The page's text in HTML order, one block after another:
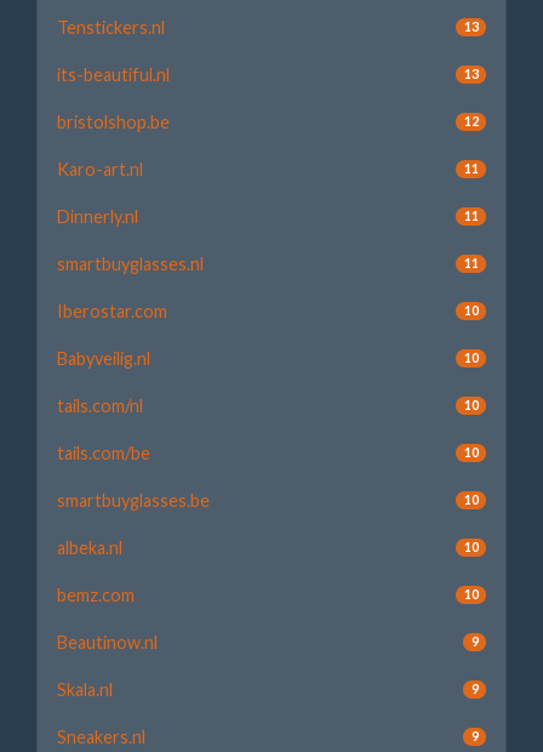
Tenstickers.nl 13
its-beautiful.nl 13
bristolshop.be 12
Karo-art.nl 11
Dinnerly.nl 11
smartbuyglasses.nl 11
Iberostar.com 10
Babyveilig.nl 10
tails.com/nl 10
tails.com/be 10
smartbuyglasses.be 10
albeka.nl 10
bemz.com 10
Beautinow.nl 9
Skala.nl 9
Sneakers.nl 9